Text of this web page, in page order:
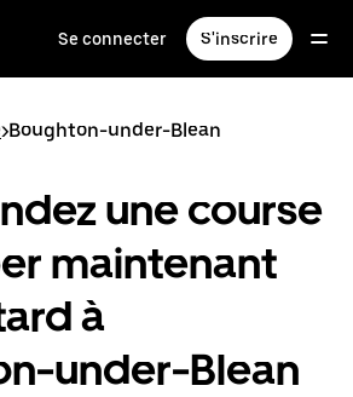
Se connecter S'inscrire
>Boughton-under-Blean
une course
maintenant
à
under-Blean